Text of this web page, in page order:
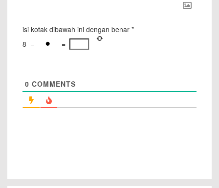
isi kotak dibawah ini dengan benar *
8 − =
0 COMMENTS